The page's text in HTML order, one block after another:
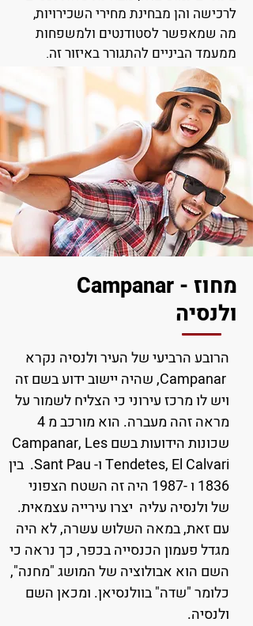
לרכישה והן מבחינת מחירי השכירויות,
מה שמאפשר לסטודנטים ולמשפחות
ממעמד הביניים להתגורר באיזור זה.
מחוז - Campanar
ולנסיה
הרובע הרביעי של העיר ולנסיה נקרא
Campanar, שהיה יישוב ידוע בשם זה
ויש לו מרכז עירוני כי הצליח לשמור על
מראה זהה מעברה. הוא מורכב מ 4
שכונות הידועות בשם Campanar, Les
Tendetes, El Calvari ו- Sant Pau. בין
1836 ו -1987 היה זה השטח הצפוני
של ולנסיה עליה יצרו עירייה עצמאית.
עם זאת, במאה השלוש עשרה, לא היה
מגדל פעמון הכנסייה בכפר, כך נראה כי
השם הוא אבולוציה של המושג "מחנה",
כלומר "שדה" בוולנסיאן. ומכאן השם
ולנסיה.